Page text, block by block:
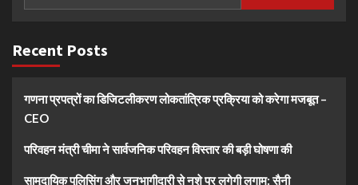
Recent Posts
गणना प्रपत्रों का डिजिटलीकरण लोकतांत्रिक प्रक्रिया को करेगा मजबूत –
CEO
परिवहन मंत्री चीमा ने सार्वजनिक परिवहन विस्तार की बड़ी घोषणा की
सामुदायिक पुलिसिंग और जनभागीदारी से नशे पर लगेगी लगाम: सैनी